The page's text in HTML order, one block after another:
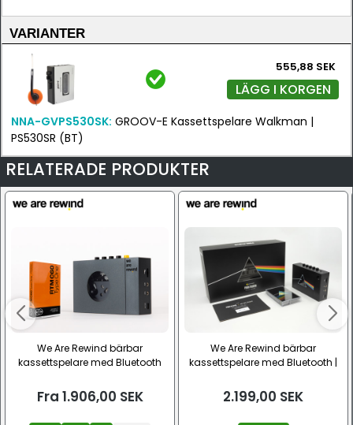
VARIANTER
555,88 SEK
LÄGG I KORGEN
NNA-GVPS530SK: GROOV-E Kassettspelare Walkman |
PS530SR (BT)
RELATERADE PRODUKTER
We Are Rewind bärbar
kassettspelare med Bluetooth
Fra 1.906,00 SEK
We Are Rewind bärbar
kassettspelare med Bluetooth |
2.199,00 SEK